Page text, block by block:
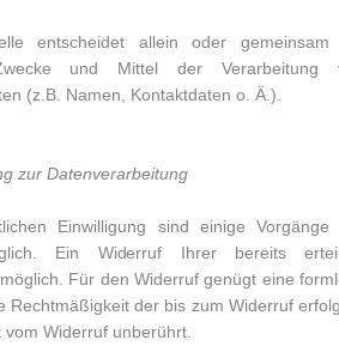
entscheidet allein oder gemeinsam
und Mittel der Verarbeitung
(z.B. Namen, Kontaktdaten o. Ä.).
zur Datenverarbeitung
Einwilligung sind einige Vorgänge
Ein Widerruf Ihrer bereits
Für den Widerruf genügt eine
Rechtmäßigkeit der bis zum Widerruf
Widerruf unberührt.